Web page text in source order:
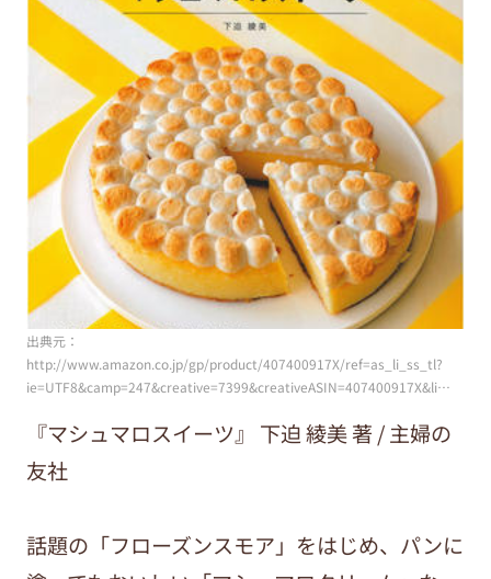
出典元：
http://www.amazon.co.jp/gp/product/407400917X/ref=as_li_ss_tl?
ie=UTF8&camp=247&creative=7399&creativeASIN=407400917X&li…
『マシュマロスイーツ』 下迫 綾美 著 / 主婦の
友社
話題の「フローズンスモア」をはじめ、パンに